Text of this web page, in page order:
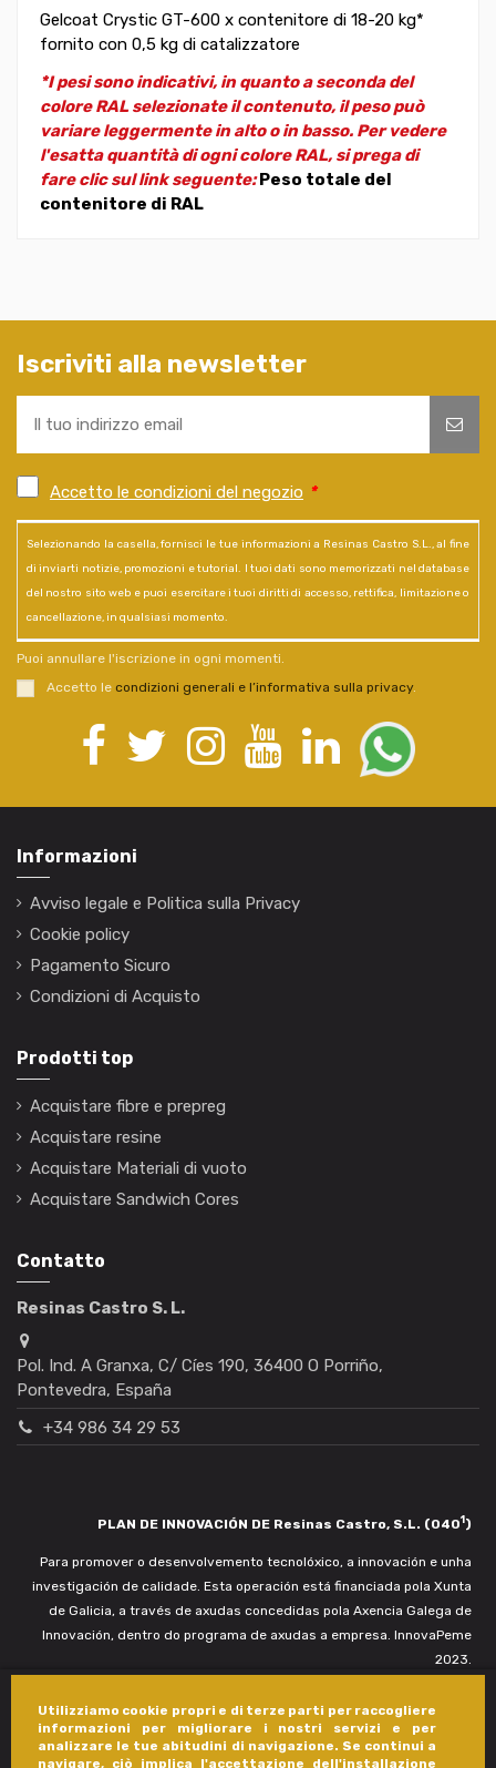
Utilizziamo cookie propri e di terze parti per raccogliere
informazioni per migliorare i nostri servizi e per
analizzare le tue abitudini di navigazione. Se continui a
navigare, ciò implica l'accettazione dell'installazione
Gelcoat Crystic GT-600 x contenitore di 18-20 kg*
fornito con 0,5 kg di catalizzatore
*I pesi sono indicativi, in quanto a seconda del
colore RAL selezionate il contenuto, il peso può
variare leggermente in alto o in basso. Per vedere
l'esatta quantità di ogni colore RAL, si prega di
fare clic sul link seguente:Peso totale del
contenitore di RAL
Iscriviti alla newsletter
Accetto le condizioni del negozio *
Selezionando la casella, fornisci le tue informazioni a Resinas Castro S.L., al fine
di inviarti notizie, promozioni e tutorial. I tuoi dati sono memorizzati nel database
del nostro sito web e puoi esercitare i tuoi diritti di accesso, rettifica, limitazione o
cancellazione, in qualsiasi momento.
Puoi annullare l'iscrizione in ogni momenti.
Accetto le condizioni generali e l’informativa sulla privacy.
Informazioni
Avviso legale e Politica sulla Privacy
Cookie policy
Pagamento Sicuro
Condizioni di Acquisto
Prodotti top
Acquistare fibre e prepreg
Acquistare resine
Acquistare Materiali di vuoto
Acquistare Sandwich Cores
Contatto
Resinas Castro S. L.
Pol. Ind. A Granxa, C/ Cíes 190, 36400 O Porriño,
Pontevedra, España
+34 986 34 29 53
PLAN DE INNOVACIÓN DE Resinas Castro, S.L. (0401)
Para promover o desenvolvemento tecnolóxico, a innovación e unha
investigación de calidade. Esta operación está financiada pola Xunta
de Galicia, a través de axudas concedidas pola Axencia Galega de
Innovación, dentro do programa de axudas a empresa. InnovaPeme
2023.